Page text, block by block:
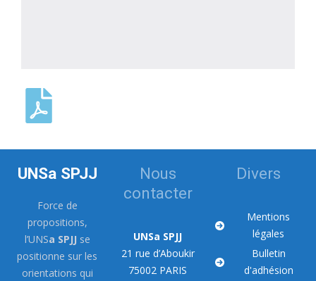
UNSa SPJJ
Force de
propositions,
l’UNSa SPJJ se
positionne sur les
orientations qui
Nous
contacter
UNSa SPJJ
21 rue d’Aboukir
75002 PARIS
Divers
Mentions
légales
Bulletin
d'adhésion